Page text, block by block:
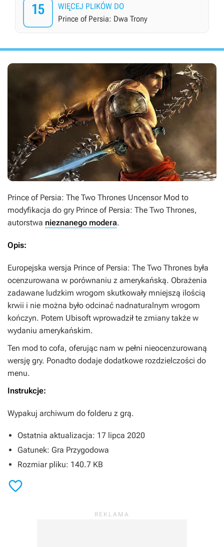
15
WIĘCEJ PLIKÓW DO
Prince of Persia: Dwa Trony
Prince of Persia: The Two Thrones Uncensor Mod to
modyfikacja do gry Prince of Persia: The Two Thrones,
autorstwa nieznanego modera.
Opis:
Europejska wersja Prince of Persia: The Two Thrones była
ocenzurowana w porównaniu z amerykańską. Obrażenia
zadawane ludzkim wrogom skutkowały mniejszą ilością
krwii i nie można było odcinać nadnaturalnym wrogom
kończyn. Potem Ubisoft wprowadził te zmiany także w
wydaniu amerykańskim.
Ten mod to cofa, oferując nam w pełni nieocenzurowaną
wersję gry. Ponadto dodaje dodatkowe rozdzielczości do
menu.
Instrukcje:
Wypakuj archiwum do folderu z grą.
Ostatnia aktualizacja: 17 lipca 2020
Gatunek: Gra Przygodowa
Rozmiar pliku: 140.7 KB
